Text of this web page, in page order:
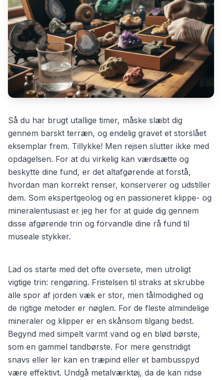
Så du har brugt utallige timer, måske slæbt dig
gennem barskt terræn, og endelig gravet et storslået
eksemplar frem. Tillykke! Men rejsen slutter ikke med
opdagelsen. For at du virkelig kan værdsætte og
beskytte dine fund, er det altafgørende at forstå,
hvordan man korrekt renser, konserverer og udstiller
dem. Som ekspertgeolog og en passioneret klippe- og
mineralentusiast er jeg her for at guide dig gennem
disse afgørende trin og forvandle dine rå fund til
museale stykker.
Lad os starte med det ofte oversete, men utroligt
vigtige trin: rengøring. Fristelsen til straks at skrubbe
alle spor af jorden væk er stor, men tålmodighed og
de rigtige metoder er nøglen. For de fleste almindelige
mineraler og klipper er en skånsom tilgang bedst.
Begynd med simpelt varmt vand og en blød børste,
som en gammel tandbørste. For mere genstridigt
snavs eller ler kan en træpind eller et bambusspyd
være effektivt. Undgå metalværktøj, da de kan ridse